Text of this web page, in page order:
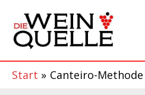
Inhalt
springen
Start Canteiro-Methode